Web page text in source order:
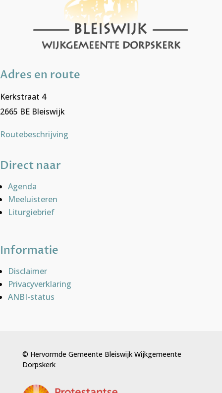
Adres en route
Kerkstraat 4
2665 BE Bleiswijk
Routebeschrijving
Direct naar
Agenda
Meeluisteren
Liturgiebrief
Informatie
Disclaimer
Privacyverklaring
ANBI-status
© Hervormde Gemeente Bleiswijk Wijkgemeente
Dorpskerk